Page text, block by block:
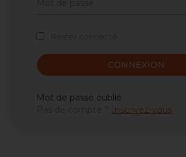
CONNEXION
Mot de passe oublié
Inscrivez-vous